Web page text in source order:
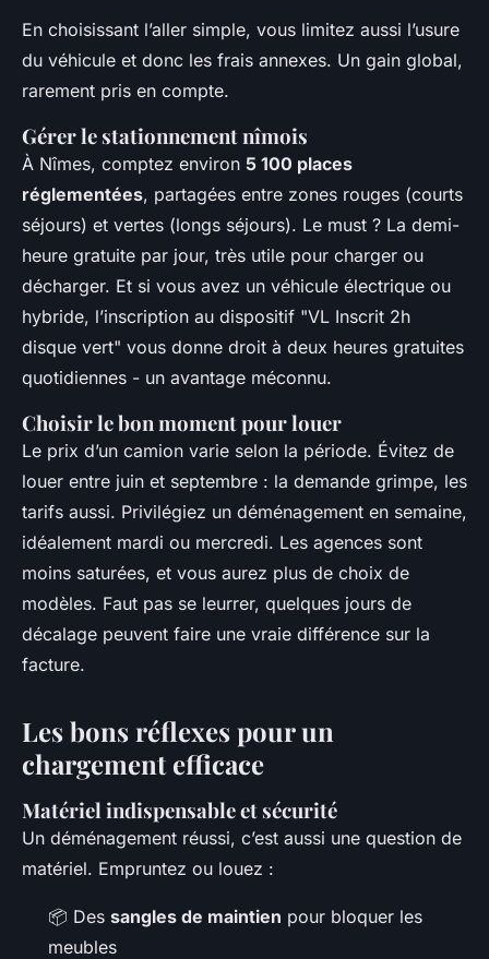
En choisissant l’aller simple, vous limitez aussi l’usure
du véhicule et donc les frais annexes. Un gain global,
rarement pris en compte.
Gérer le stationnement nîmois
À Nîmes, comptez environ 5 100 places
réglementées, partagées entre zones rouges (courts
séjours) et vertes (longs séjours). Le must ? La demi-
heure gratuite par jour, très utile pour charger ou
décharger. Et si vous avez un véhicule électrique ou
hybride, l’inscription au dispositif "VL Inscrit 2h
disque vert" vous donne droit à deux heures gratuites
quotidiennes - un avantage méconnu.
Choisir le bon moment pour louer
Le prix d’un camion varie selon la période. Évitez de
louer entre juin et septembre : la demande grimpe, les
tarifs aussi. Privilégiez un déménagement en semaine,
idéalement mardi ou mercredi. Les agences sont
moins saturées, et vous aurez plus de choix de
modèles. Faut pas se leurrer, quelques jours de
décalage peuvent faire une vraie différence sur la
facture.
Les bons réflexes pour un
chargement efficace
Matériel indispensable et sécurité
Un déménagement réussi, c’est aussi une question de
matériel. Empruntez ou louez :
📦 Des sangles de maintien pour bloquer les
meubles